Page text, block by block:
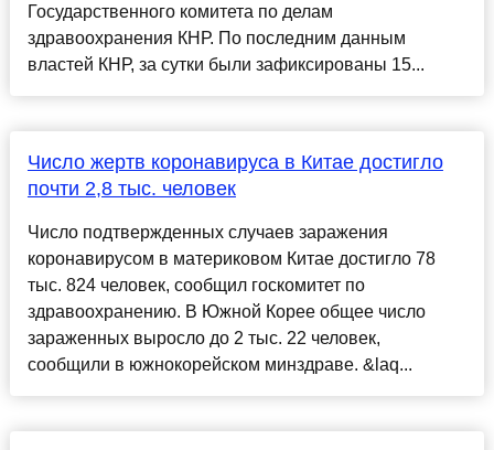
Государственного комитета по делам
здравоохранения КНР. По последним данным
властей КНР, за сутки были зафиксированы 15...
Число жертв коронавируса в Китае достигло
почти 2,8 тыс. человек
Число подтвержденных случаев заражения
коронавирусом в материковом Китае достигло 78
тыс. 824 человек, сообщил госкомитет по
здравоохранению. В Южной Корее общее число
зараженных выросло до 2 тыс. 22 человек,
сообщили в южнокорейском минздраве. &laq...